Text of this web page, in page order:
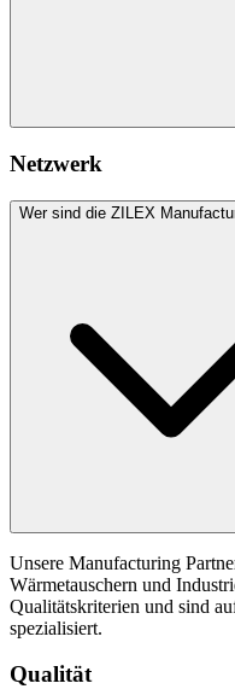
Netzwerk
Wer sind die ZILEX
Unsere Manufacturing
Wärmetauschern und
Qualitätskriterien und sind
spezialisiert.
Qualität